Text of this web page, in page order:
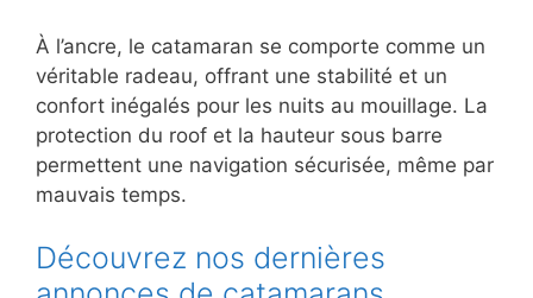
À l’ancre, le catamaran se comporte comme un
véritable radeau, offrant une stabilité et un
confort inégalés pour les nuits au mouillage. La
protection du roof et la hauteur sous barre
permettent une navigation sécurisée, même par
mauvais temps.
Découvrez nos dernières